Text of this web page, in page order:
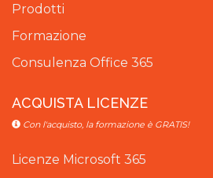
Prodotti
Formazione
Consulenza Office 365
ACQUISTA LICENZE
Con l'acquisto, la formazione è GRATIS!
Licenze Microsoft 365